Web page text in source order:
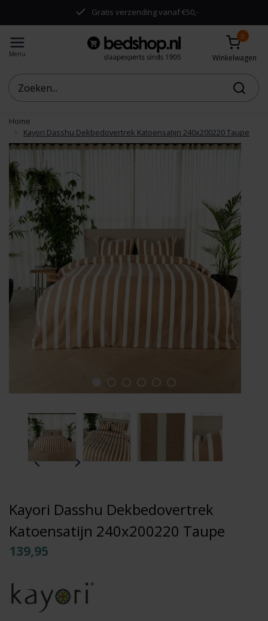
Gratis verzending vanaf €50,-
Menu
0
Winkelwagen
Home
Kayori Dasshu Dekbedovertrek Katoensatijn 240x200220 Taupe
Kayori Dasshu Dekbedovertrek
Katoensatijn 240x200220 Taupe
139,95